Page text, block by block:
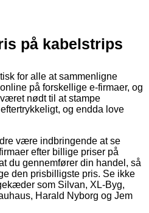
på kabelstrips
for alle at sammenligne
på forskellige e-firmaer, og
nødt til at stampe
og endda love
være indbringende at se
efter billige priser på
du gennemfører din handel, så
den prisbilligste pris. Se ikke
som Silvan, XL-Byg,
Harald Nyborg og Jem